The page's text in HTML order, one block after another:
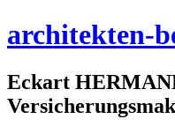
to
architekten-
Eckart